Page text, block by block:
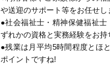
や送迎のサポート等をお任せし
●社会福祉士・精神保健福祉
ずれかの資格と実務経験をお
●残業は月平均5時間程度とほ
ポイントですね!